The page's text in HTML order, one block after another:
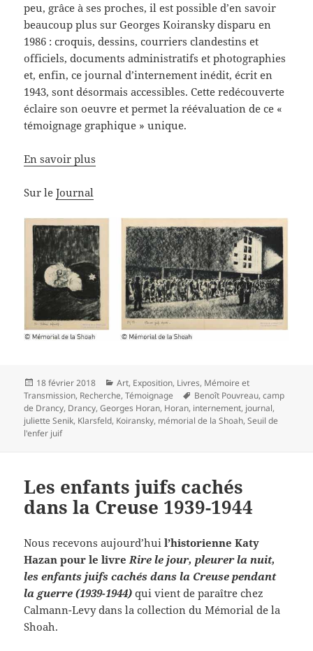
peu, grâce à ses proches, il est possible d’en savoir
beaucoup plus sur Georges Koiransky disparu en
1986 : croquis, dessins, courriers clandestins et
officiels, documents administratifs et photographies
et, enfin, ce journal d’internement inédit, écrit en
1943, sont désormais accessibles. Cette redécouverte
éclaire son oeuvre et permet la réévaluation de ce «
témoignage graphique » unique.
En savoir plus
Sur leJournal
Publié
le
18 février 2018 Catégories
Art, Exposition, Livres, Mémoire et
Transmission, Recherche,Témoignage
Mots-
clés
Benoît Pouvreau,camp
de Drancy, Drancy,Georges Horan, Horan, internement, journal,
juliette Senik, Klarsfeld, Koiransky, mémorial de la Shoah,Seuil de
l'enfer juif
Les enfants juifs cachés
dans la Creuse 1939-1944
Nous recevons aujourd’hui l’historienne Katy
Hazan pour le livre Rire le jour, pleurer la nuit,
les enfants juifs cachés dans la Creuse pendant
la guerre (1939-1944) qui vient de paraître chez
Calmann-Levy dans la collection du Mémorial de la
Shoah.